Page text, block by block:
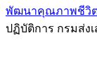
พัฒนาคุณภาพชีวิ
ปฏิบัติการ กรมส่